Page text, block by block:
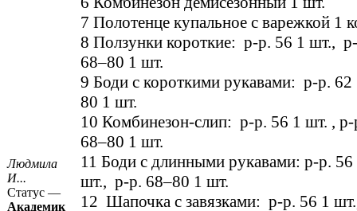
Людмила
И...
Статус —
Академик
7 Полотенце купальное с варежкой 1
8 Ползунки короткие: р-р. 56 1 шт.,
68–80 1 шт.
9 Боди с короткими рукавами: р-р.
80 1 шт.
10 Комбинезон-слип: р-р. 56 1 шт. ,
68–80 1 шт.
11 Боди с длинными рукавами: р-р.
шт., р-р. 68–80 1 шт.
12 Шапочка с завязками: р-р. 56 1